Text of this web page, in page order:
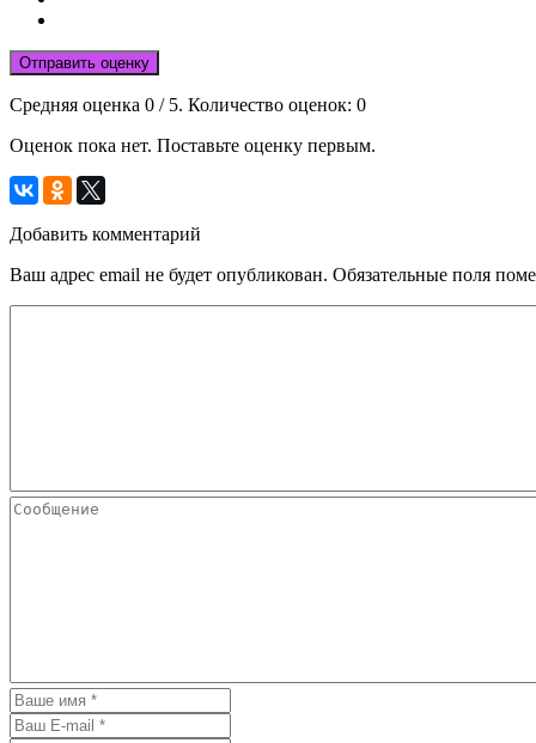
Отправить оценку
Средняя оценка 0 / 5. Количество оценок: 0
Оценок пока нет. Поставьте оценку первым.
Добавить комментарий
Ваш адрес email не будет опубликован. Обязательные поля